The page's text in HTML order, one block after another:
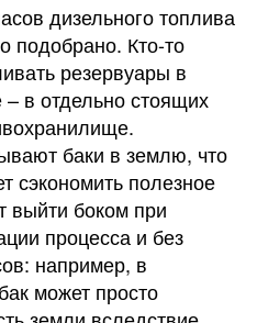
дизельного топлива
подобрано. Кто-то
резервуары в
в отдельно стоящих
баки в землю, что
сэкономить полезное
выйти боком при
процесса и без
например, в
может просто